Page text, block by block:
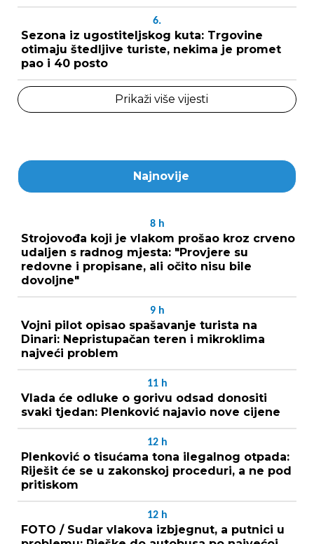
6.
Sezona iz ugostiteljskog kuta: Trgovine
otimaju štedljive turiste, nekima je promet
pao i 40 posto
Prikaži više vijesti
Najnovije
8 h
Strojovođa koji je vlakom prošao kroz crveno
udaljen s radnog mjesta: "Provjere su
redovne i propisane, ali očito nisu bile
dovoljne"
9 h
Vojni pilot opisao spašavanje turista na
Dinari: Nepristupačan teren i mikroklima
najveći problem
11 h
Vlada će odluke o gorivu odsad donositi
svaki tjedan: Plenković najavio nove cijene
12 h
Plenković o tisućama tona ilegalnog otpada:
Riješit će se u zakonskoj proceduri, a ne pod
pritiskom
12 h
FOTO / Sudar vlakova izbjegnut, a putnici u